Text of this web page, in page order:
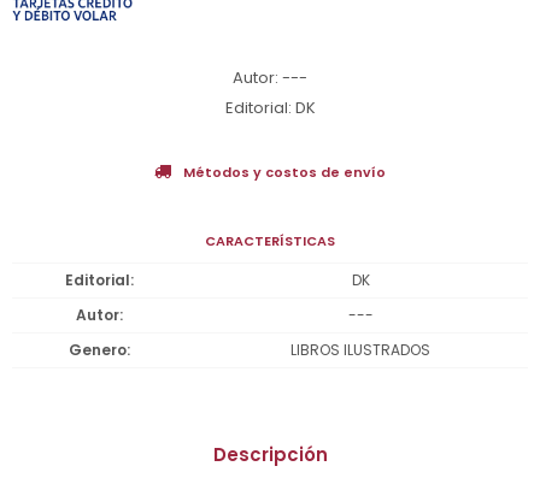
Autor: ---
Editorial: DK
Métodos y costos de envío
CARACTERÍSTICAS
Editorial
DK
Autor
---
Genero
LIBROS ILUSTRADOS
Descripción